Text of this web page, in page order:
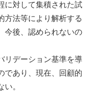
に対して集積された試
方法等により解析する
今後、認められないの
リデーション基準を導
であり、現在、回顧的
。